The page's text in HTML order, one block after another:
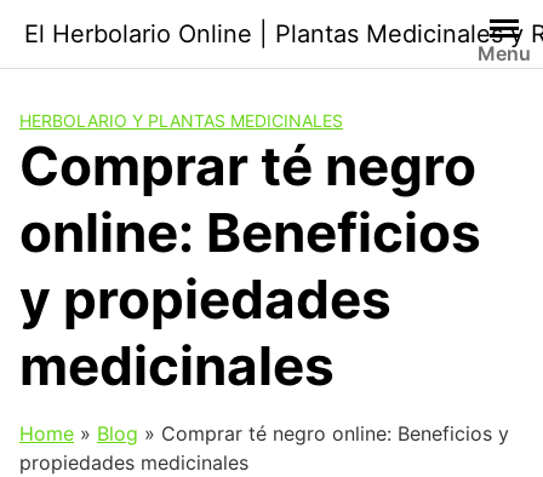
contenido
El Herbolario Online | Plantas Medicinales y
Menu
HERBOLARIO Y PLANTAS MEDICINALES
Comprar té negro
online: Beneficios
y propiedades
medicinales
Home » Blog » Comprar té negro online: Beneficios y
propiedades medicinales